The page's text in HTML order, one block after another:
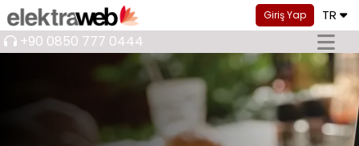
Giriş Yap TR
+90 0850 777 0444